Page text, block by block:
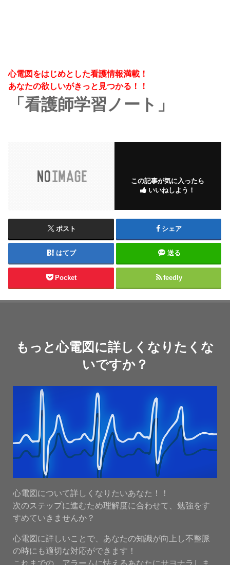
心電図をはじめとした看護情報満載！
あなたの欲しいがきっと見つかる！！
「看護師学習ノート」
この記事が気に入ったら
いいねしよう！
ポスト シェア
はてブ 送る
Pocket feedly
もっと心電図に詳しくなりたくな
いですか？
心電図について詳しくなりたいあなた！！
次のステップに進むため理解度に合わせて、勉強をす
すめていきませんか？
心電図に詳しいことで、あなたの知識が向上し不整脈
の時にも適切な対応ができます！
これまでの、アラームに怯えるあなたにサヨナラしま